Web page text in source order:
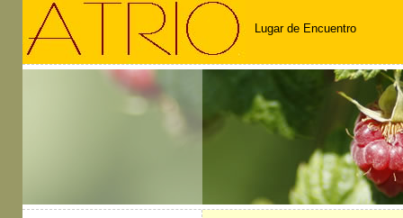
Lugar de Encuentro